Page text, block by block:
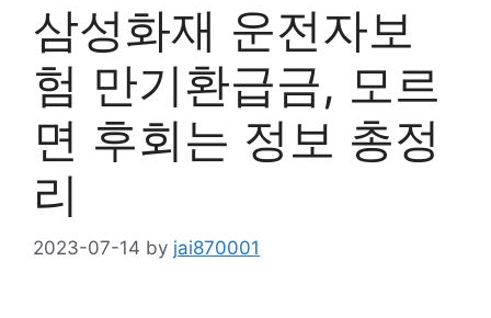
삼성화재 운전자보
험 만기환급금, 모르
면 후회는 정보 총정
리
2023-07-14 by jai870001